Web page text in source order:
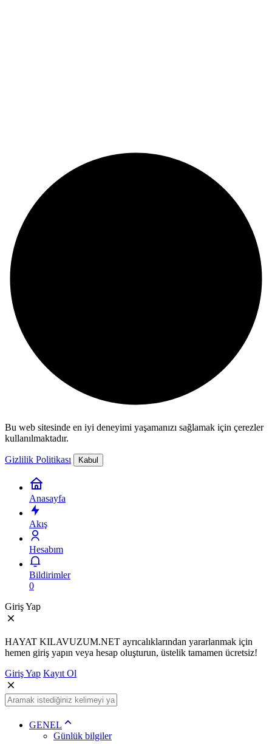
Bu web sitesinde en iyi deneyimi yaşamanızı sağlamak için çerezler
kullanılmaktadır.
Gizlilik Politikası Kabul
Anasayfa
Akış
Hesabım
Bildirimler
0
Giriş Yap
HAYAT KILAVUZUM.NET ayrıcalıklarından yararlanmak için
hemen giriş yapın veya hesap oluşturun, üstelik tamamen ücretsiz!
Giriş Yap Kayıt Ol
GENEL
Günlük bilgiler